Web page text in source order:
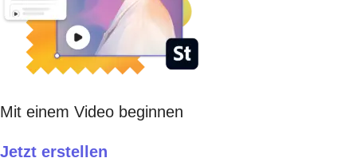
Mit einem Video beginnen
Jetzt erstellen​